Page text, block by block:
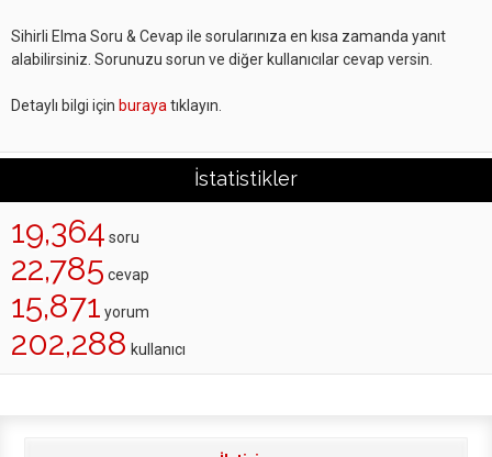
Sihirli Elma Soru & Cevap ile sorularınıza en kısa zamanda yanıt
alabilirsiniz. Sorunuzu sorun ve diğer kullanıcılar cevap versin.
Detaylı bilgi için buraya tıklayın.
İstatistikler
19,364 soru
22,785 cevap
15,871 yorum
202,288 kullanıcı